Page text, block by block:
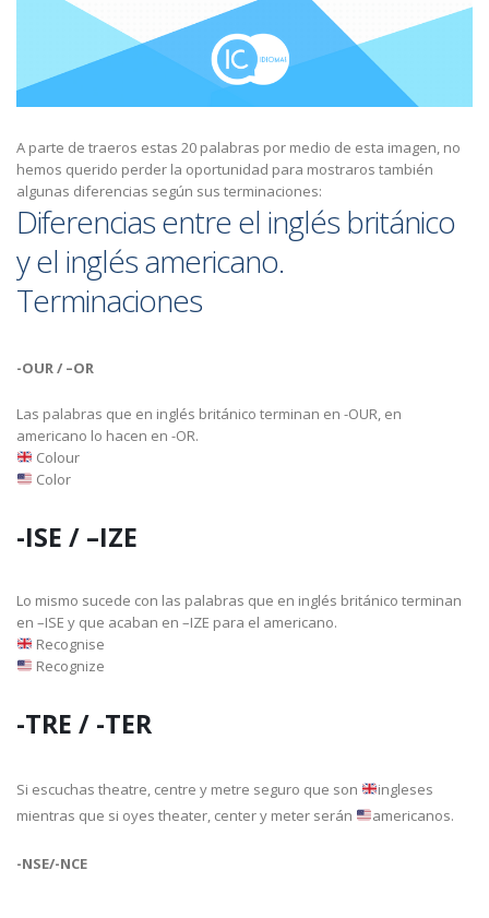
A parte de traeros estas 20 palabras por medio de esta imagen, no
hemos querido perder la oportunidad para mostraros también
algunas diferencias según sus terminaciones:
Diferencias entre el inglés británico
y el inglés americano.
Terminaciones
-OUR / –OR
Las palabras que en inglés británico terminan en -OUR, en
americano lo hacen en -OR.
Colour
Color
-ISE / –IZE
Lo mismo sucede con las palabras que en inglés británico terminan
en –ISE y que acaban en –IZE para el americano.
Recognise
Recognize
-TRE / -TER
Si escuchas theatre, centre y metre seguro que son
ingleses
mientras que si oyes theater, center y meter serán
americanos.
-NSE/-NCE